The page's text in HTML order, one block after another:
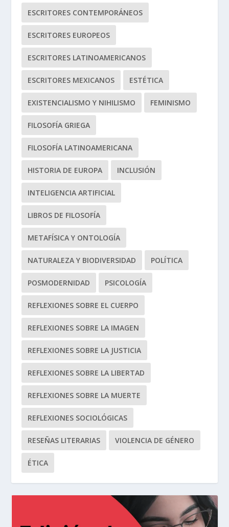
ESCRITORES CONTEMPORÁNEOS
ESCRITORES EUROPEOS
ESCRITORES LATINOAMERICANOS
ESCRITORES MEXICANOS ESTÉTICA
EXISTENCIALISMO Y NIHILISMO FEMINISMO
FILOSOFÍA GRIEGA
FILOSOFÍA LATINOAMERICANA
HISTORIA DE EUROPA INCLUSIÓN
INTELIGENCIA ARTIFICIAL
LIBROS DE FILOSOFÍA
METAFÍSICA Y ONTOLOGÍA
NATURALEZA Y BIODIVERSIDAD POLÍTICA
POSMODERNIDAD PSICOLOGÍA
REFLEXIONES SOBRE EL CUERPO
REFLEXIONES SOBRE LA IMAGEN
REFLEXIONES SOBRE LA JUSTICIA
REFLEXIONES SOBRE LA LIBERTAD
REFLEXIONES SOBRE LA MUERTE
REFLEXIONES SOCIOLÓGICAS
RESEÑAS LITERARIAS VIOLENCIA DE GÉNERO
ÉTICA